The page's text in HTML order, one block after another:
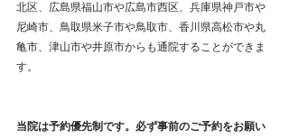
北区、広島県福山市や広島市西区、兵庫県神戸市や
尼崎市、鳥取県米子市や鳥取市、香川県高松市や丸
亀市、津山市や井原市からも通院することができま
す。
当院は予約優先制です。必ず事前のご予約をお願い